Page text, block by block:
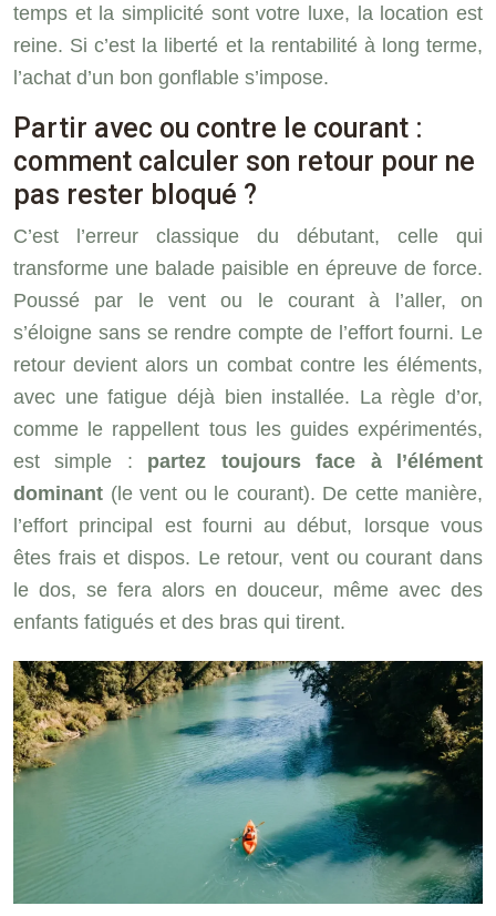
temps et la simplicité sont votre luxe, la location est
reine. Si c’est la liberté et la rentabilité à long terme,
l’achat d’un bon gonflable s’impose.
Partir avec ou contre le courant :
comment calculer son retour pour ne
pas rester bloqué ?
C’est l’erreur classique du débutant, celle qui
transforme une balade paisible en épreuve de force.
Poussé par le vent ou le courant à l’aller, on
s’éloigne sans se rendre compte de l’effort fourni. Le
retour devient alors un combat contre les éléments,
avec une fatigue déjà bien installée. La règle d’or,
comme le rappellent tous les guides expérimentés,
est simple : partez toujours face à l’élément
dominant (le vent ou le courant). De cette manière,
l’effort principal est fourni au début, lorsque vous
êtes frais et dispos. Le retour, vent ou courant dans
le dos, se fera alors en douceur, même avec des
enfants fatigués et des bras qui tirent.